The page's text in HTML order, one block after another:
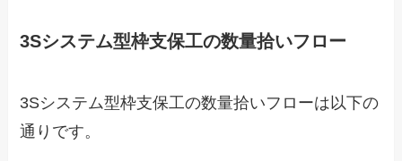
3Sシステム型枠支保工の数量拾いフロー
3Sシステム型枠支保工の数量拾いフローは以下の
通りです。